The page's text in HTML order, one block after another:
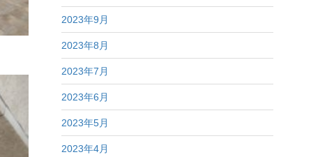
2023年9月
2023年8月
2023年7月
2023年6月
2023年5月
2023年4月